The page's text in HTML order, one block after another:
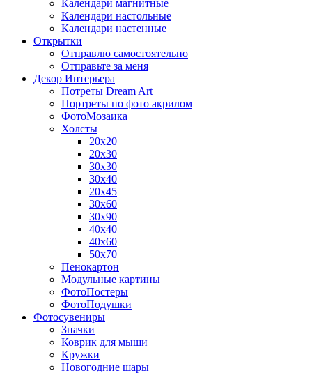
Календари магнитные
Календари настольные
Календари настенные
Открытки
Отправлю самостоятельно
Отправьте за меня
Декор Интерьера
Потреты Dream Art
Портреты по фото акрилом
ФотоМозаика
Холсты
20х20
20х30
30х30
30х40
20х45
30х60
30х90
40х40
40х60
50х70
Пенокартон
Модульные картины
ФотоПостеры
ФотоПодушки
Фотоcувениры
Значки
Коврик для мыши
Кружки
Новогодние шары